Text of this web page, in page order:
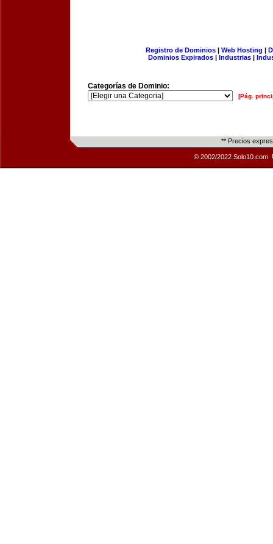
Registro de Dominios| Web Hosting |
Dominios Expirados | Industrias |
Categorías de Dominio:
[Pág.
** Precios
© 2002/2022 Solo10.com